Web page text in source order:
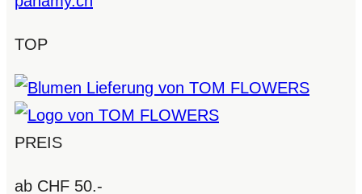
TOP
PREIS
ab CHF 50.-